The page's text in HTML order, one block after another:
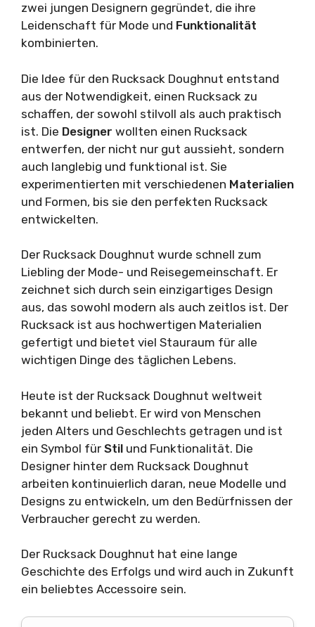
zwei jungen Designern gegründet, die ihre
Leidenschaft für Mode und Funktionalität
kombinierten.
Die Idee für den Rucksack Doughnut entstand
aus der Notwendigkeit, einen Rucksack zu
schaffen, der sowohl stilvoll als auch praktisch
ist. Die Designer wollten einen Rucksack
entwerfen, der nicht nur gut aussieht, sondern
auch langlebig und funktional ist. Sie
experimentierten mit verschiedenen Materialien
und Formen, bis sie den perfekten Rucksack
entwickelten.
Der Rucksack Doughnut wurde schnell zum
Liebling der Mode- und Reisegemeinschaft. Er
zeichnet sich durch sein einzigartiges Design
aus, das sowohl modern als auch zeitlos ist. Der
Rucksack ist aus hochwertigen Materialien
gefertigt und bietet viel Stauraum für alle
wichtigen Dinge des täglichen Lebens.
Heute ist der Rucksack Doughnut weltweit
bekannt und beliebt. Er wird von Menschen
jeden Alters und Geschlechts getragen und ist
ein Symbol für Stil und Funktionalität. Die
Designer hinter dem Rucksack Doughnut
arbeiten kontinuierlich daran, neue Modelle und
Designs zu entwickeln, um den Bedürfnissen der
Verbraucher gerecht zu werden.
Der Rucksack Doughnut hat eine lange
Geschichte des Erfolgs und wird auch in Zukunft
ein beliebtes Accessoire sein.